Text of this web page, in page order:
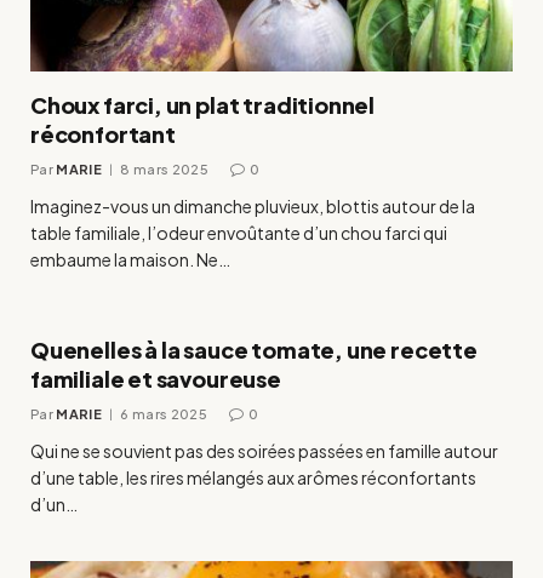
Choux farci, un plat traditionnel
réconfortant
Par MARIE 8 mars 2025 0
Imaginez-vous un dimanche pluvieux, blottis autour de la
table familiale, l’odeur envoûtante d’un chou farci qui
embaume la maison. Ne…
Quenelles à la sauce tomate, une recette
familiale et savoureuse
Par MARIE 6 mars 2025 0
Qui ne se souvient pas des soirées passées en famille autour
d’une table, les rires mélangés aux arômes réconfortants
d’un…